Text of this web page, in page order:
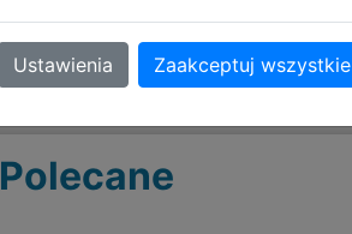
Polecane
Ustawienia Zaakceptuj wszystkie